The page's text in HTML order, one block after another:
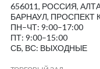
656011, РОССИЯ,
БАРНАУЛ, ПРОСПЕКТ
ПН–ЧТ: 9:00–17:00
ПТ: 9:00–15:00
СБ, ВС: ВЫХОДНЫЕ